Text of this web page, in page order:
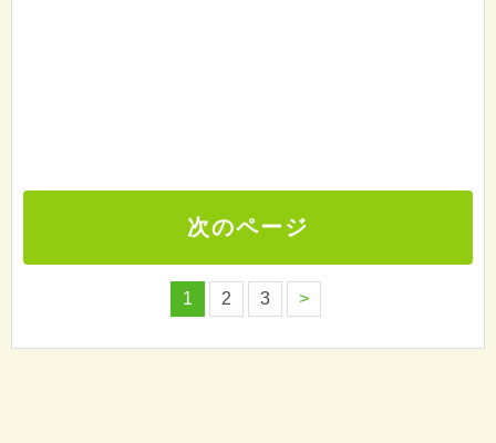
次のページ
1 2 3 >